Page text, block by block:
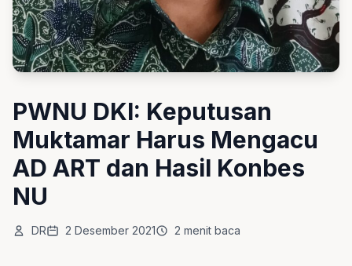
PWNU DKI: Keputusan
Muktamar Harus Mengacu
AD ART dan Hasil Konbes
NU
DR 2 Desember 2021 2 menit baca